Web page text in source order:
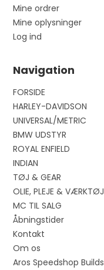
Mine ordrer
Mine oplysninger
Log ind
Navigation
FORSIDE
HARLEY-DAVIDSON
UNIVERSAL/METRIC
BMW UDSTYR
ROYAL ENFIELD
INDIAN
TØJ & GEAR
OLIE, PLEJE & VÆRKTØJ
MC TIL SALG
Åbningstider
Kontakt
Om os
Aros Speedshop Builds